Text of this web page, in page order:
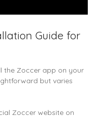
Guide for
the Zoccer app on your
but varies
Zoccer website on